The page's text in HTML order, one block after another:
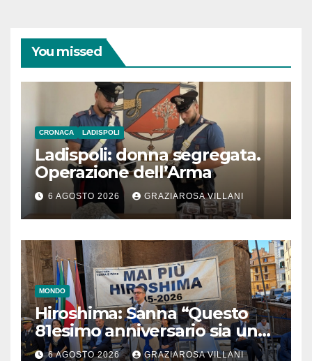
You missed
CRONACA LADISPOLI
Ladispoli: donna segregata.
Operazione dell’Arma
6 AGOSTO 2026 GRAZIAROSA VILLANI
MONDO
Hiroshima: Sanna “Questo
81esimo anniversario sia un
monito per tutti”
6 AGOSTO 2026 GRAZIAROSA VILLANI